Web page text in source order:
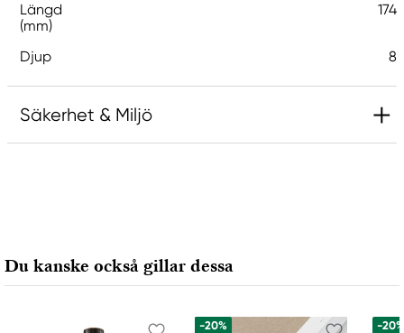
Längd
(mm)
174
Djup 8
Säkerhet & Miljö
90546 Stein, Germany
info@Faber-Castell.de
Du kanske också gillar dessa
-20% -